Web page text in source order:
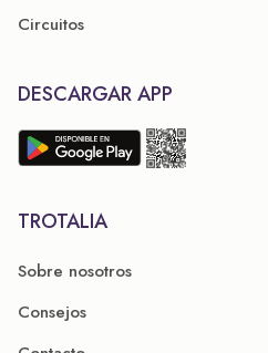
Circuitos
DESCARGAR APP
TROTALIA
Sobre nosotros
Consejos